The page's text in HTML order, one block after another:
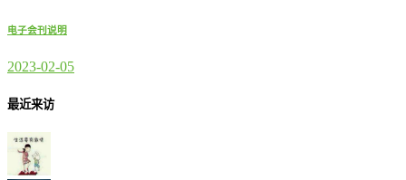
电子会刊说明
2023-02-05
最近来访